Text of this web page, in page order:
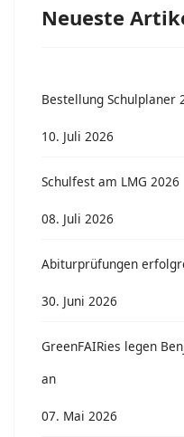
Neueste
Bestellung Schulplaner
10. Juli 2026
Schulfest am LMG 2026
08. Juli 2026
Abiturprüfungen
30. Juni 2026
GreenFAIRies legen
an
07. Mai 2026